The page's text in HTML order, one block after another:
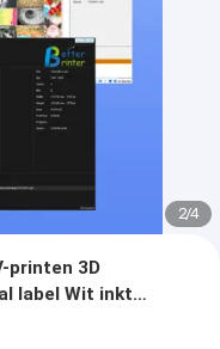
2/4
printen 3D
label Wit inkt